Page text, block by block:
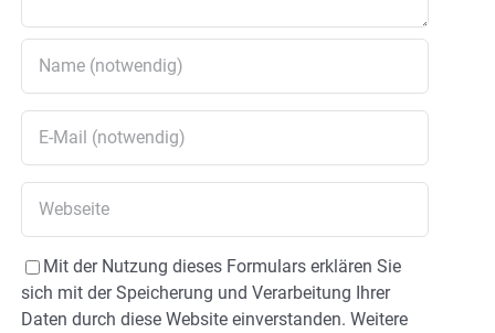
Mit der Nutzung dieses Formulars erklären Sie
sich mit der Speicherung und Verarbeitung Ihrer
Daten durch diese Website einverstanden. Weitere